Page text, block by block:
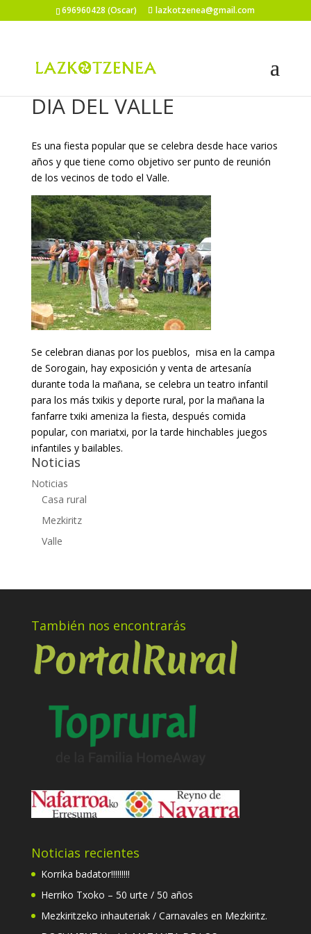
696960428 (Oscar) lazkotzenea@gmail.com
DIA DEL VALLE
Es una fiesta popular que se celebra desde hace varios
años y que tiene como objetivo ser punto de reunión
de los vecinos de todo el Valle.
Se celebran dianas por los pueblos, misa en la campa
de Sorogain, hay exposición y venta de artesanía
durante toda la mañana, se celebra un teatro infantil
para los más txikis y deporte rural, por la mañana la
fanfarre txiki ameniza la fiesta, después comida
popular, con mariatxi, por la tarde hinchables juegos
infantiles y bailables.
Noticias
Noticias
Casa rural
Mezkiritz
Valle
También nos encontrarás
Noticias recientes
Korrika badator!!!!!!!!!
Herriko Txoko – 50 urte / 50 años
Mezkiritzeko inhauteriak / Carnavales en Mezkiritz.